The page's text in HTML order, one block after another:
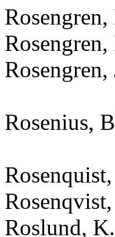
Rosenius,
Roslund,